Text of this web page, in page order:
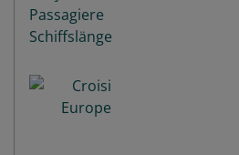
Passagiere
Schiffslänge